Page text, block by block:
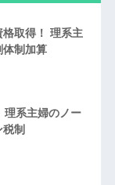
格取得！ 理系主
体制加算
理系主婦のノー
制